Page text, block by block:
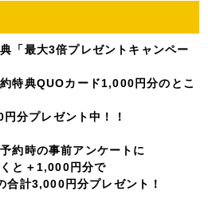
「最大3倍プレゼントキャンペー
特典QUOカード1,000円分のとこ
分プレゼント中！！
約時の事前アンケートに
と＋1,000円分で
合計3,000円分プレゼント！